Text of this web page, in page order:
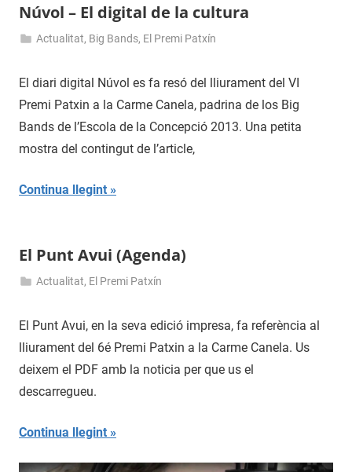
Núvol – El digital de la cultura
de
2013
Actualitat, Big Bands, El Premi Patxín
El diari digital Núvol es fa resó del lliurament del VI
Premi Patxin a la Carme Canela, padrina de los Big
Bands de l’Escola de la Concepció 2013. Una petita
mostra del contingut de l’article,
Continua llegint
El Punt Avui (Agenda)
de
2013
Actualitat, El Premi Patxín
El Punt Avui, en la seva edició impresa, fa referència al
lliurament del 6é Premi Patxin a la Carme Canela. Us
deixem el PDF amb la noticia per que us el
descarregueu.
Continua llegint